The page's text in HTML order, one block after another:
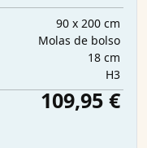
90 x 200 cm
Molas de bolso
18 cm
H3
109,95 €